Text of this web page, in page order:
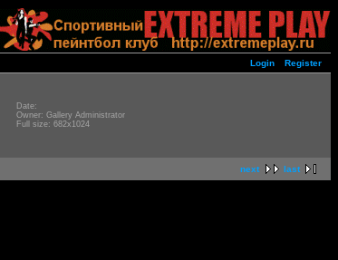
Login Register
Date:
Owner: Gallery Administrator
Full size: 682x1024
next last